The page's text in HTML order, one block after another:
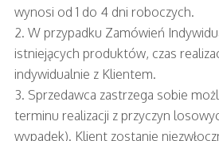
wynosi od 1 do 4 dni roboczych.
2. W przypadku Zamówień
istniejących produktów, czas
indywidualnie z Klientem.
3. Sprzedawca zastrzega sobie
terminu realizacji z przyczyn
wypadek). Klient zostanie